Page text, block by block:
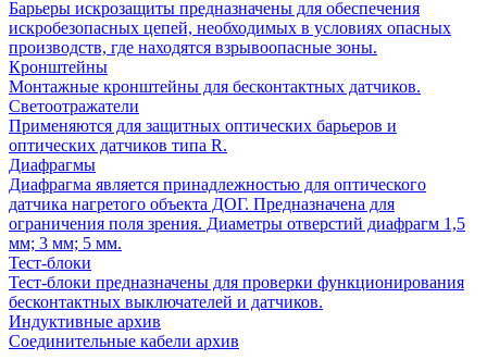
Барьеры искрозащиты предназначены для обеспечения
искробезопасных цепей, необходимых в условиях опасных
производств, где находятся взрывоопасные зоны.
Кронштейны
Монтажные кронштейны для бесконтактных датчиков.
Светоотражатели
Применяются для защитных оптических барьеров и
оптических датчиков типа R.
Диафрагмы
Диафрагма является принадлежностью для оптического
датчика нагретого объекта ДОГ. Предназначена для
ограничения поля зрения. Диаметры отверстий диафрагм 1,5
мм; 3 мм; 5 мм.
Тест-блоки
Тест-блоки предназначены для проверки функционирования
бесконтактных выключателей и датчиков.
Индуктивные архив
Соединительные кабели архив